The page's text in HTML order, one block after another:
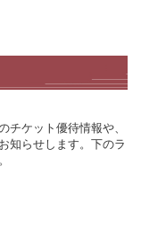
ケット優待情報や、
知らせします。下のラ